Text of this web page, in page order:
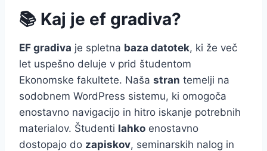
📚 Kaj je ef gradiva?
EF gradiva je spletna baza datotek, ki že več
let uspešno deluje v prid študentom
Ekonomske fakultete. Naša stran temelji na
sodobnem WordPress sistemu, ki omogoča
enostavno navigacijo in hitro iskanje potrebnih
materialov. Študenti lahko enostavno
dostopajo do zapiskov, seminarskih nalog in